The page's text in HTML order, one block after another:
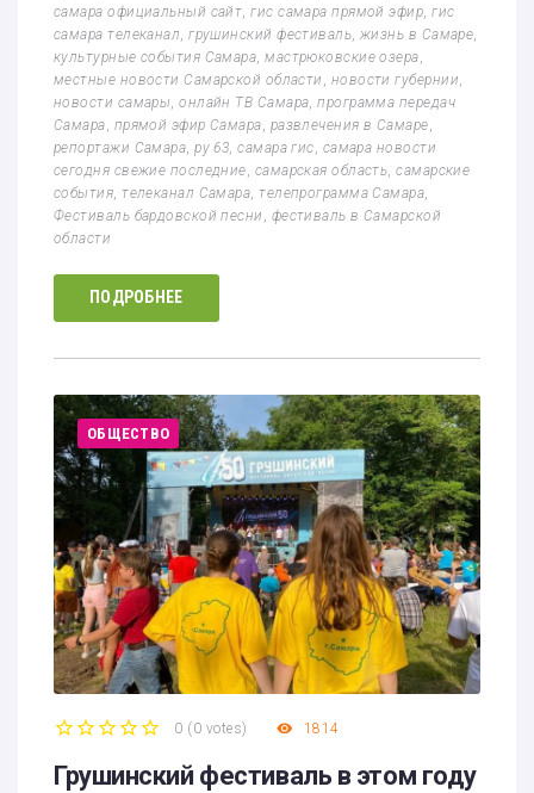
самара официальный сайт ,гис самара прямой эфир ,гис
самара телеканал ,грушинский фестиваль жизнь в Самаре
культурные события Самара ,мастрюковские озера
местные новости Самарской области
новости губернии
новости самары ,онлайн ТВ Самара ,программа передач
Самара прямой эфир Самара развлечения в Самаре
репортажи Самара ,ру 63 ,самара гис самара новости
сегодня свежие последние самарская область ,самарские
события ,телеканал Самара ,телепрограмма Самара
Фестиваль бардовской песни
фестиваль в Самарской
области
ПОДРОБНЕЕ
ОБЩЕСТВО
0 (0 votes) 1814
Грушинский фестиваль в этом году